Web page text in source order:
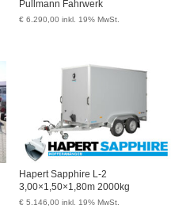
Pullmann Fahrwerk
€ 6.290,00 inkl. 19% MwSt.
Hapert Sapphire L-2
3,00×1,50×1,80m 2000kg
€ 5.146,00 inkl. 19% MwSt.